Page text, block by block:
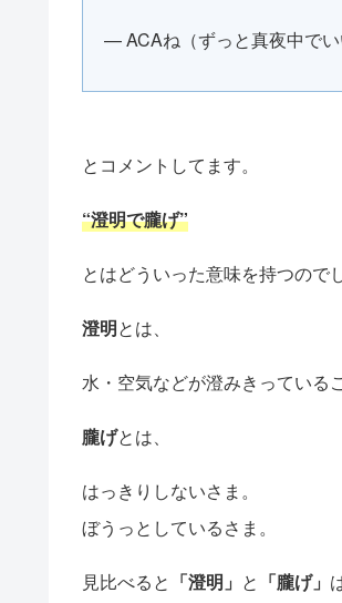
— ACAね（ずっと真夜中で
とコメントしてます。
“澄明で朧げ”
とはどういった意味を持つので
澄明とは、
水・空気などが澄みきっているこ
朧げとは、
はっきりしないさま。
ぼうっとしているさま。
見比べると 「澄明」 と 「朧げ」